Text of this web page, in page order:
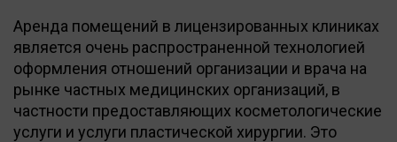
Аренда помещений в лицензированных клиниках
является очень распространенной технологией
оформления отношений организации и врача на
рынке частных медицинских организаций, в
частности предоставляющих косметологические
услуги и услуги пластической хирургии. Это